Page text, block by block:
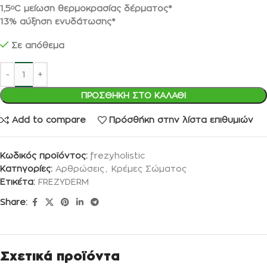
1,5oC μείωση θερμοκρασίας δέρματος*
13% αύξηση ενυδάτωσης*
Σε απόθεμα
ΠΡΟΣΘΉΚΗ ΣΤΟ ΚΑΛΆΘΙ
Add to compare Πρόσθήκη στην λίστα επιθυμιών
Κωδικός προϊόντος: frezyholistic
Κατηγορίες: Αρθρώσεις
Κρέμες Σώματος
Ετικέτα: FREZYDERM
Share:
Σχετικά προϊόντα